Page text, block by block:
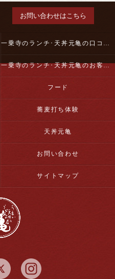
お問い合わせはこちら
一乗寺のランチ･天丼元亀の口コミ情報
一乗寺のランチ･天丼元亀のお客様の声
フード
蕎麦打ち体験
天丼元亀
お問い合わせ
サイトマップ